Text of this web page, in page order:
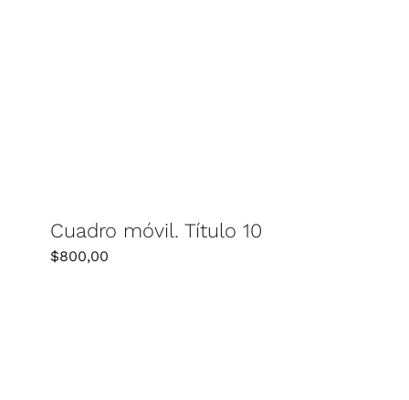
Cuadro móvil. Título 10
$800,00